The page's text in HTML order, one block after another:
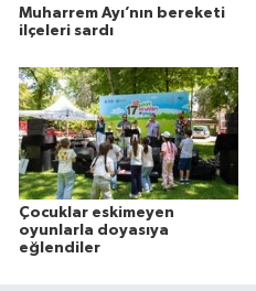
Muharrem Ayı’nın bereketi
ilçeleri sardı
Çocuklar eskimeyen
oyunlarla doyasıya
eğlendiler